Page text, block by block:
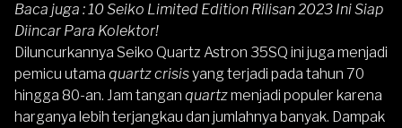
Baca juga :10 Seiko Limited Edition Rilisan 2023 Ini Siap
Diincar Para Kolektor!
Diluncurkannya Seiko Quartz Astron 35SQ ini juga menjadi
pemicu utama quartz crisisyang terjadi pada tahun 70
hingga 80-an. Jam tangan quartzmenjadi populer karena
harganya lebih terjangkau dan jumlahnya banyak. Dampak